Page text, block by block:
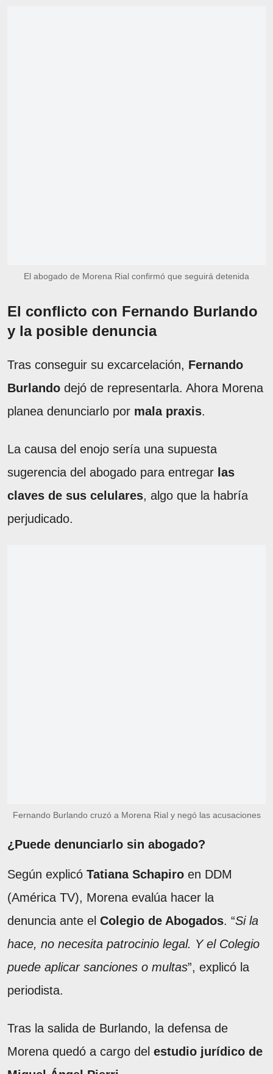
El abogado de Morena Rial confirmó que seguirá detenida
El conflicto con Fernando Burlando
y la posible denuncia
Tras conseguir su excarcelación, Fernando
Burlando dejó de representarla. Ahora Morena
planea denunciarlo por mala praxis.
La causa del enojo sería una supuesta
sugerencia del abogado para entregar las
claves de sus celulares, algo que la habría
perjudicado.
Fernando Burlando cruzó a Morena Rial y negó las acusaciones
¿Puede denunciarlo sin abogado?
Según explicó Tatiana Schapiro en DDM
(América TV), Morena evalúa hacer la
denuncia ante el Colegio de Abogados. “Si la
hace, no necesita patrocinio legal. Y el Colegio
puede aplicar sanciones o multas”, explicó la
periodista.
Tras la salida de Burlando, la defensa de
Morena quedó a cargo del estudio jurídico de